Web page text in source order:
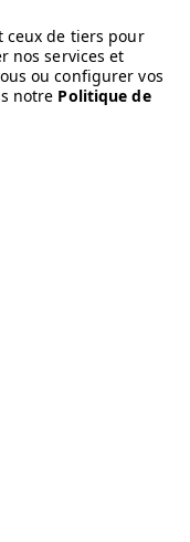
ceux de tiers pour
nos services et
ou configurer vos
notre Politique de
brand